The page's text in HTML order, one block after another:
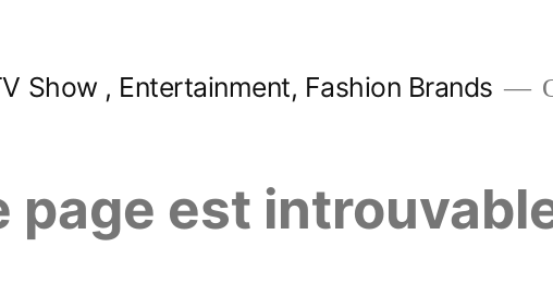
Show , Entertainment, Fashion Brands
page est